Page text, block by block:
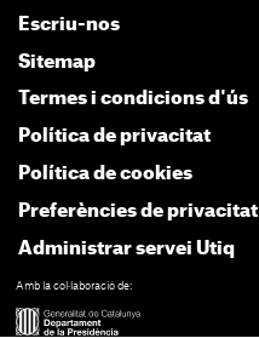
Escriu-nos
Sitemap
Termes i condicions d'ús
Política de privacitat
Política de cookies
Preferències de privacitat
Administrar servei Utiq
Amb la col·laboració de: